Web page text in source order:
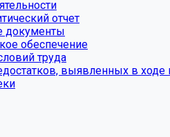
отчет
документы
обеспечение
труда
выявленных в ходе